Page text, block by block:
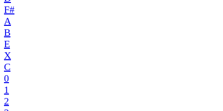
F#
A
B
E
X
C
0
1
2